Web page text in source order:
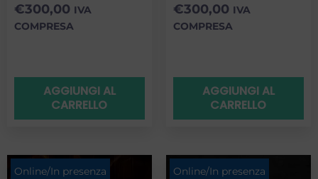
€300,00 IVA
COMPRESA
AGGIUNGI AL
CARRELLO
€300,00 IVA
COMPRESA
AGGIUNGI AL
CARRELLO
Online/In presenza Online/In presenza